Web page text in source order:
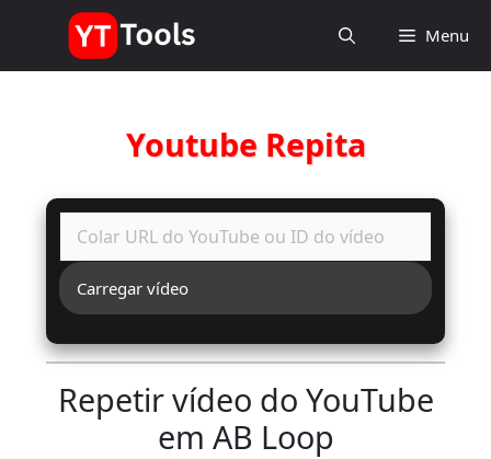
Menu
Youtube Repita
Carregar vídeo
Repetir vídeo do YouTube
em AB Loop